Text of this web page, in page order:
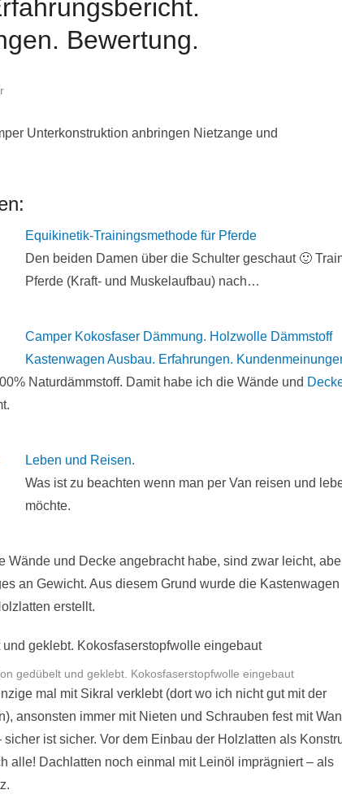
Bewertung.
Equikinetik-Trainingsmethode für Pferde
Den beiden Damen über die Schulter geschaut 🙂
Pferde (Kraft- und Muskelaufbau) nach…
Camper Kokosfaser Dämmung. Holzwolle Dämmstoff
Kastenwagen Ausbau. Erfahrungen.
Naturdämmstoff. Damit habe ich die Wände und
Leben und Reisen.
Was ist zu beachten wenn man per Van reisen und
möchte.
Wände und Decke angebracht habe, sind zwar leicht,
an Gewicht. Aus diesem Grund wurde die Kastenwagen
erstellt.
gedübelt und geklebt. Kokosfaserstopfwolle eingebaut
mal mit Sikral verklebt (dort wo ich nicht gut mit der
ansonsten immer mit Nieten und Schrauben fest mit
ist sicher. Vor dem Einbau der Holzlatten als
alle! Dachlatten noch einmal mit Leinöl imprägniert – als